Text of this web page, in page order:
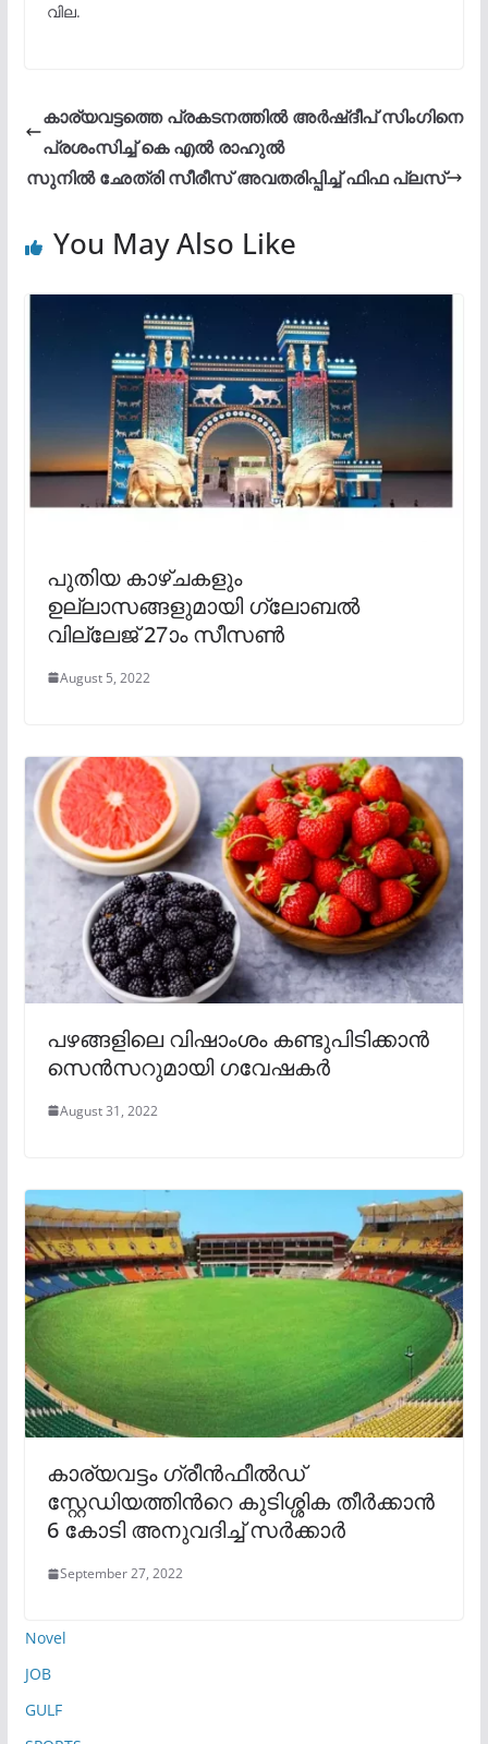
വില.
കാര്യവട്ടത്തെ പ്രകടനത്തിൽ അര്‍ഷ്‌ദീപ് സിംഗിനെ
പ്രശംസിച്ച് കെ എല്‍ രാഹുല്‍
സുനിൽ ഛേത്രി സീരീസ് അവതരിപ്പിച്ച് ഫിഫ പ്ലസ്
You May Also Like
പുതിയ കാഴ്ചകളും
ഉല്ലാസങ്ങളുമായി ഗ്ലോബൽ
വില്ലേജ് 27ാം സീസൺ
August 5, 2022
പഴങ്ങളിലെ വിഷാംശം കണ്ടുപിടിക്കാൻ
സെൻസറുമായി ഗവേഷകർ
August 31, 2022
കാര്യവട്ടം ഗ്രീൻഫീൽഡ്
സ്റ്റേഡിയത്തിന്‍റെ കുടിശ്ശിക തീര്‍ക്കാൻ
6 കോടി അനുവദിച്ച് സര്‍ക്കാര്‍
September 27, 2022
Novel
JOB
GULF